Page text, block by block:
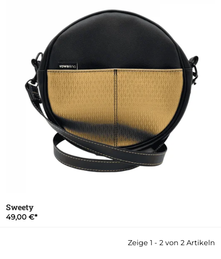
Sweety
49,00 €
Zeige 1 - 2 von 2 Artikeln